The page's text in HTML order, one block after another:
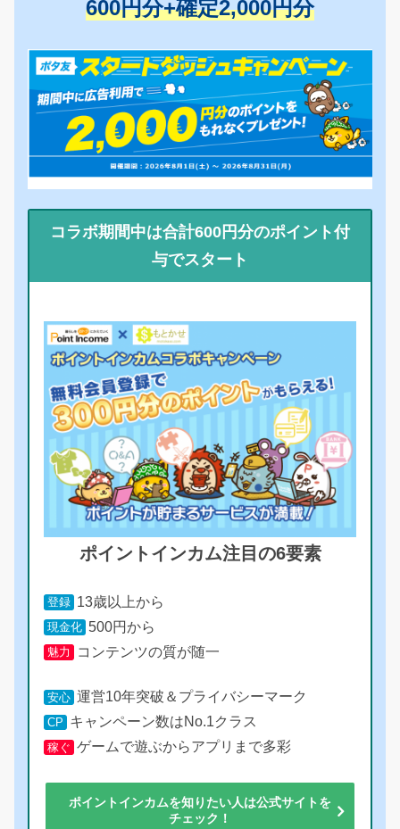
600円分+確定2,000円分
コラボ期間中は合計600円分のポイント付
与でスタート
ポイントインカム注目の6要素
登録 13歳以上から
現金化 500円から
魅力 コンテンツの質が随一
安心 運営10年突破＆プライバシーマーク
CP キャンペーン数はNo.1クラス
稼ぐ ゲームで遊ぶからアプリまで多彩
ポイントインカムを知りたい人は公式サイトを
チェック！